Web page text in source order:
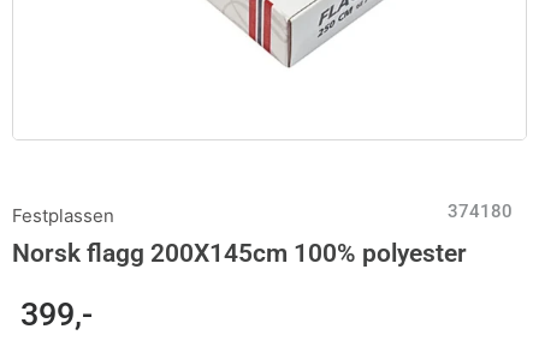
Festplassen 374180
Norsk flagg 200X145cm 100% polyester
399,-